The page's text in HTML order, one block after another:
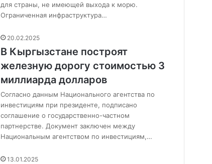
для страны, не имеющей выхода к морю.
Ограниченная инфраструктура…
20.02.2025
В Кыргызстане построят
железную дорогу стоимостью 3
миллиарда долларов
Согласно данным Национального агентства по
инвестициям при президенте, подписано
соглашение о государственно-частном
партнерстве. Документ заключен между
Национальным агентством по инвестициям,…
13.01.2025